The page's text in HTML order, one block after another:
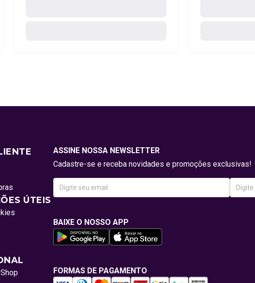
ÚTEIS
ASSINE NOSSA NEWSLETTER
Cadastre-se e receba novidades e promoções exclusivas!
BAIXE O NOSSO APP
FORMAS DE PAGAMENTO